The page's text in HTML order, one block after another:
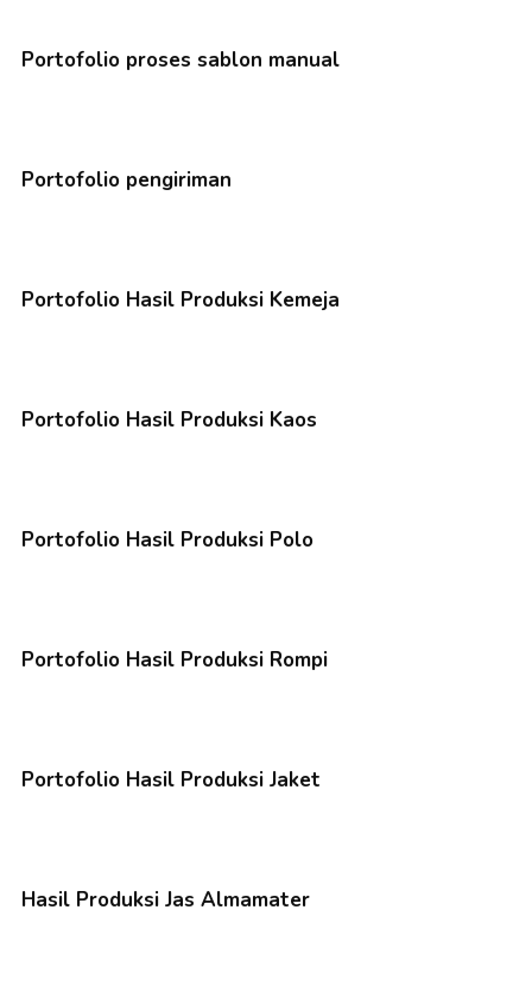
Portofolio proses sablon manual
Portofolio pengiriman
Portofolio Hasil Produksi Kemeja
Portofolio Hasil Produksi Kaos
Portofolio Hasil Produksi Polo
Portofolio Hasil Produksi Rompi
Portofolio Hasil Produksi Jaket
Hasil Produksi Jas Almamater